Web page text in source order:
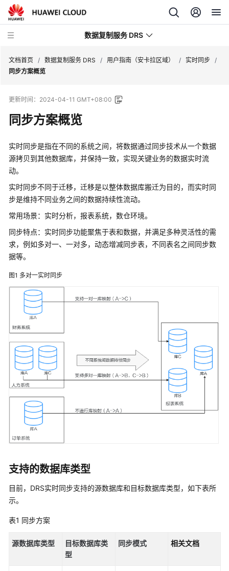
数据复制服务 DRS
新
动
态
产
品
绍
费
说
明
速
入
门
户
指
南
最
佳
实
践
安
皮
参
考
文档首页 / 数据复制服务 DRS / 用户指南（安卡拉区域） / 实时同步 /
同步方案概览
更新时间： 2024-04-11 GMT+08:00
同步方案概览
实时同步是指在不同的系统之间，将数据通过同步技术从一个数据
源拷贝到其他数据库，并保持一致，实现关键业务的数据实时流
动。
实时同步不同于迁移，迁移是以整体数据库搬迁为目的，而实时同
步是维持不同业务之间的数据持续性流动。
常用场景：实时分析，报表系统，数仓环境。
同步特点：实时同步功能聚焦于表和数据，并满足多种灵活性的需
求，例如多对一、一对多，动态增减同步表，不同表名之间同步数
据等。
图1 多对一实时同步
支持的数据库类型
目前，DRS实时同步支持的源数据库和目标数据库类型，如下表所
示。
表1 同步方案
源数据库类型
目标数据库类
型
同步模式 相关文档